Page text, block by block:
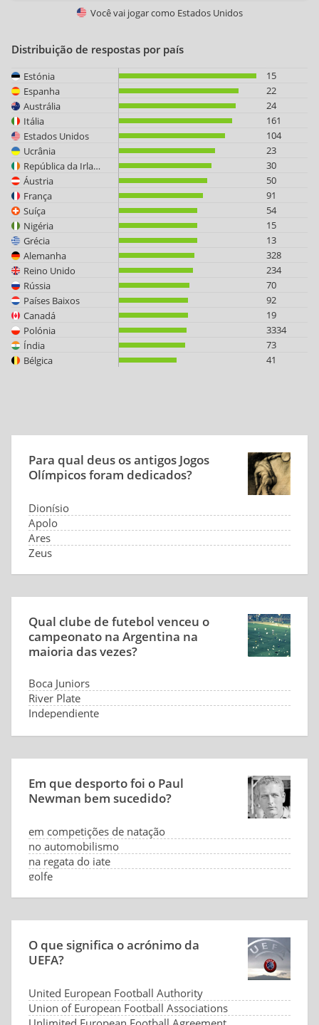
Você vai jogar como Estados Unidos
Distribuição de respostas por país
Estónia
15
Espanha
22
Austrália
24
Itália
161
Estados Unidos
104
Ucrânia
23
República da Irlanda
30
Áustria
50
França
91
Suíça
54
Nigéria
15
Grécia
13
Alemanha
328
Reino Unido
234
Rússia
70
Países Baixos
92
Canadá
19
Polónia
3334
Índia
73
Bélgica
41
Para qual deus os antigos Jogos
Olímpicos foram dedicados?
Dionísio
Apolo
Ares
Zeus
Qual clube de futebol venceu o
campeonato na Argentina na
maioria das vezes?
Boca Juniors
River Plate
Independiente
Em que desporto foi o Paul
Newman bem sucedido?
em competições de natação
no automobilismo
na regata do iate
golfe
O que significa o acrónimo da
UEFA?
United European Football Authority
Union of European Football Associations